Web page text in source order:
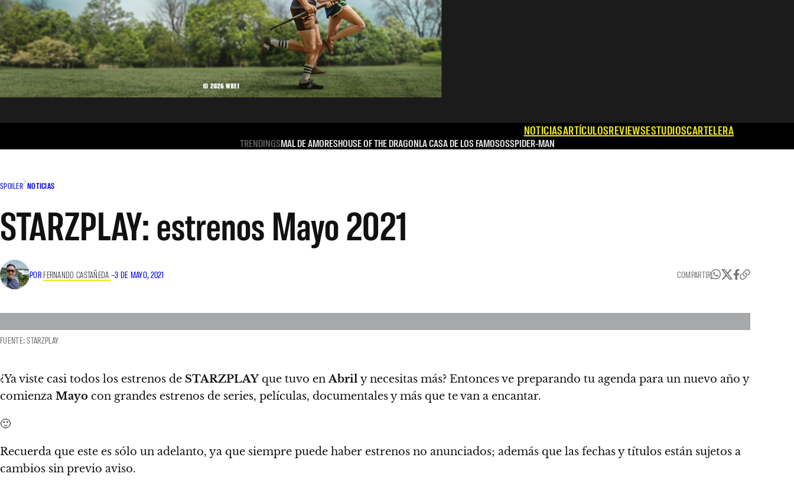
NOTICIASARTÍCULOSREVIEWSESTUDIOSCARTELERA
TRENDINGSMAL DE AMORESHOUSE OF THE DRAGONLA CASA DE LOS FAMOSOSSPIDER-MAN
SPOILER NOTICIAS
STARZPLAY: estrenos Mayo 2021
POR FERNANDO CASTAÑEDA –3 DE MAYO, 2021 COMPARTIR
FUENTE: STARZPLAY
¿Ya viste casi todos los estrenos de STARZPLAY que tuvo enAbril y necesitas más? Entonces ve preparando tu agenda para un nuevo año y
comienza Mayo con grandes estrenos de series, películas, documentales y más que te van a encantar.
🙂
Recuerda que este es sólo un adelanto, ya que siempre puede haber estrenos no anunciados; además que las fechas y títulos están sujetos a
cambios sin previo aviso.